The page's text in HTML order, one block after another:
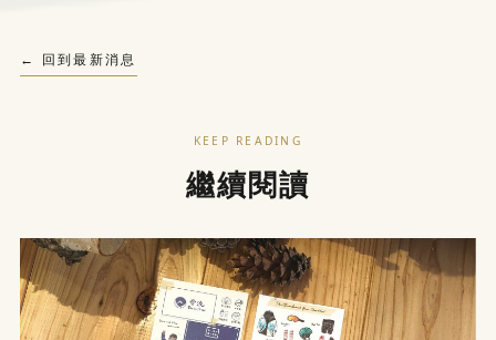
← 回到最新消息
KEEP READING
繼續閱讀